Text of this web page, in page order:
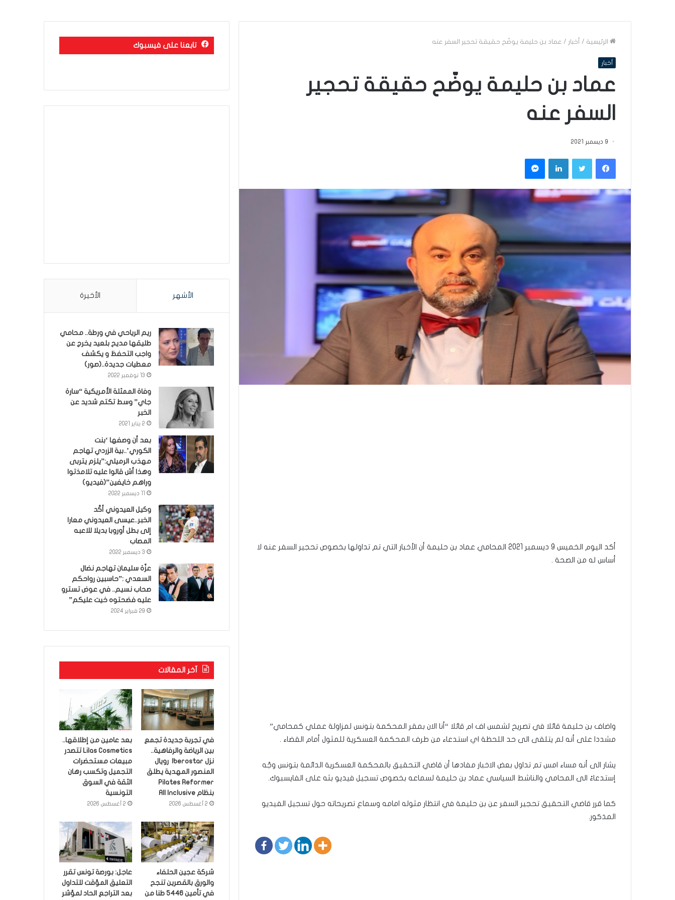
الرئيسية / أخبار / عماد بن حليمة يوضّح حقيقة تحجير السفر عنه
أخبار
عماد بن حليمة يوضّح حقيقة تحجير
السفر عنه
9 ديسمبر 2021
فيسبوكتويتر لينكدإن ماسنجر
أكد اليوم الخميس 9 ديسمبر 2021 المحامي عماد بن حليمة أن الأخبار التي تم تداولها بخصوص تحجير السفر عنه لا
أساس له من الصحة .
واضاف بن حليمة قائلا في تصريح لشمس اف ام قائلا “أنا الان بمقر المحكمة بتونس لمزاولة عملي كمحامي”
مشددا على أنه لم يتلقى الى حد اللحظة اي استدعاء من طرف المحكمة العسكرية للمثول أمام القضاء .
يشار الى أنه مساء امس تم تداول بعض الاخبار مفادها أن قاضي التحقيق بالمحكمة العسكرية الدائمة بتونس وجّه
إستدعاءً الى المحامي والناشط السياسي عماد بن حليمة لسماعه بخصوص تسجيل فيديو بثه على الفايسبوك.
كما قرر قاضي التحقيق تحجير السفر عن بن حليمة في انتظار مثوله امامه وسماع تصريحاته حول تسجيل الفيديو
المذكور.
تابعنا على فيسبوك
الأشهر الأخيرة
ريم الرياحي في ورطة.. محامي
طليقها مديح بلعيد يخرج عن
واجب التحفظ و يكشف
معطيات جديدة..(صور)
13 نوفمبر 2022
وفاة الممثلة الأمريكية “سارة
جاي” وسط تكتم شديد عن
الخبر
2 يناير 2021
بعد أن وصفها ‘بنت
الكوري’..بية الزردي تهاجم
مهذب الرميلي:”يلزم يتربى
وهذا أش قالوا عليه تلامذتوا
وراهم خايفين”(فيديو)
وكيل العيدوني أكّد
الخبر..عيسى العيدوني معارا
إلى بطل أوروبا بديلا للاعبه
المصاب
3 ديسمبر 2022
عزّة سليمان تهاجم نضال
السعدي :”حاسبين رواحكم
صحاب نسيم.. في عوض تسترو
عليه فضحتوه خيت عليكم”
29 فبراير 2024
آخر المقالات
في تجربة جديدة تجمع
بين الرياضة والرفاهية..
نزل Iberostar رويال
المنصور المهدية يطلق
Pilates Reformer
بنظام All Inclusive
2 أغسطس 2026
بعد عامين من إطلاقها..
Lilas Cosmetics تتصدر
مبيعات مستحضرات
التجميل وتكسب رهان
الثقة في السوق
التونسية
2 أغسطس 2026
شركة عجين الحلفاء
والورق بالقصرين تنجح
في تأمين 5446 طنا من
عاجل: بورصة تونس تقرر
التعليق المؤقت للتداول
بعد التراجع الحاد لمؤشر